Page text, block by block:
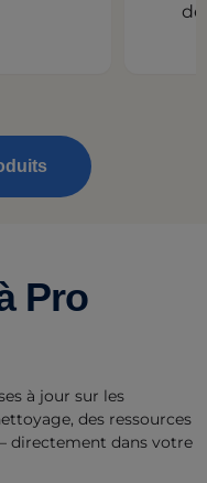
Pro
à jour sur les
des ressources
directement dans votre